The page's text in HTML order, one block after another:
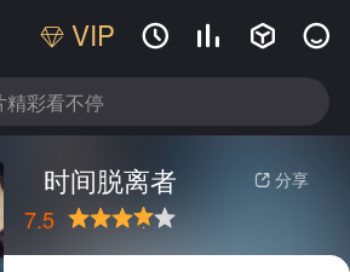
VIP    
 分享
时间脱离者
7.5
推荐力荐